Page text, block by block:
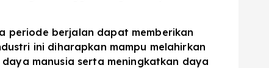
periode berjalan dapat memberikan
ini diharapkan mampu melahirkan
manusia serta meningkatkan daya